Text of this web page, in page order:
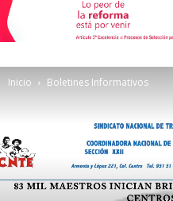
Inicio Boletines Informativos